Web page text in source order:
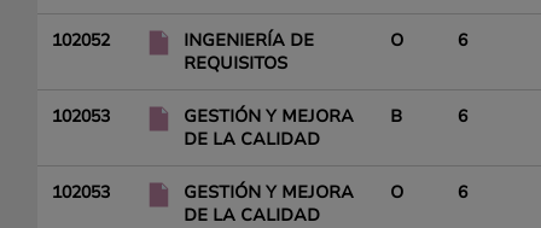
102052
INGENIERÍA DE
REQUISITOS
O 6
102053
GESTIÓN Y MEJORA
DE LA CALIDAD
B 6
102053
GESTIÓN Y MEJORA
DE LA CALIDAD
O 6